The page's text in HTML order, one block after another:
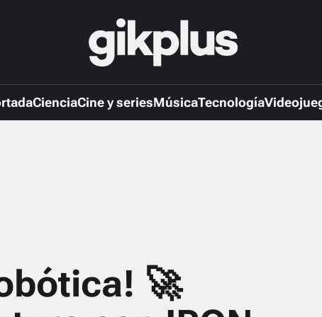
CienciaCine y seriesMúsicaTecnología
🚀